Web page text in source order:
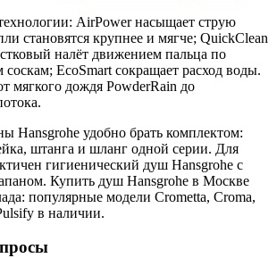
AirPower насыщает струю
становятся крупнее и мягче; QuickClean
налёт движением пальца по
EcoSmart сокращает расход воды.
мягкого дождя PowderRain до
Hansgrohe удобно брать комплектом:
штанга и шланг одной серии. Для
гигиенический душ Hansgrohe с
Купить душ Hansgrohe в Москве
популярные модели Crometta, Croma,
в наличии.